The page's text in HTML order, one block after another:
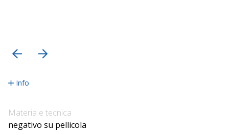
Info
Materia e tecnica
negativo su pellicola